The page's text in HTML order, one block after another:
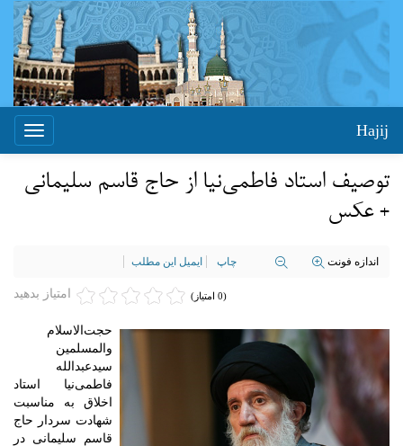
Toggle
Hajij
توصیف استاد فاطمی‌نیا از حاج قاسم سلیمانی
+ عکس
اندازه فونت چاپ ایمیل این مطلب
امتیاز بدهید (0 امتیاز)
حجت‌الاسلام
والمسلمین
سیدعبدالله
فاطمی‌نیا استاد
اخلاق به مناسبت
شهادت سردار حاج
قاسم سلیمانی در